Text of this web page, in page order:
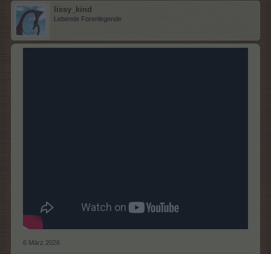
lissy_kind
Lebende Forenlegende
6 März 2026